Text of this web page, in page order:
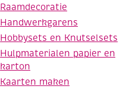
Raamdecoratie
Handwerkgarens
Hobbysets en Knutselsets
Hulpmaterialen papier en
karton
Kaarten maken